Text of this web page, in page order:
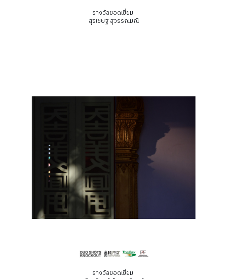
รางวัลยอดเยี่ยม
สุรเชษฐ สุวรรณมณี
รางวัลยอดเยี่ยม